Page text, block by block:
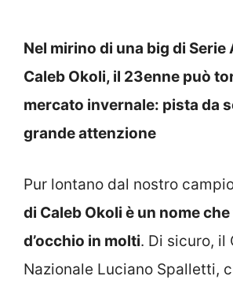
Nel mirino di una big di Serie
Caleb Okoli, il 23enne può
mercato invernale: pista da
grande attenzione
Pur lontano dal nostro
di Caleb Okoli è un nome
d’occhio in molti. Di sicuro, il
Nazionale Luciano Spalletti,